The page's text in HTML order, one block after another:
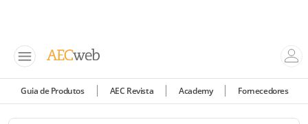
Guia de Produtos AEC Revista Academy Fornecedores